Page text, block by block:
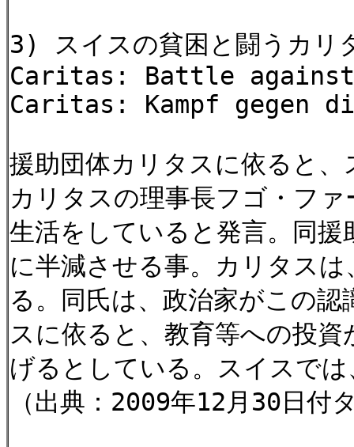
3) スイスの貧困と闘うカ
Caritas: Battle
Caritas: Kampf gegen
援助団体カリタスに依ると
カリタスの理事長フゴ・フ
生活をしていると発言。同
に半減させる事。カリタス
る。同氏は、政治家がこの
スに依ると、教育等への投
げるとしている。スイスで
（出典：2009年12月30日付